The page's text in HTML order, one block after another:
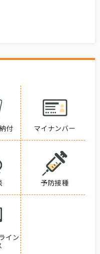
付 マイナンバー
予防接種
イン